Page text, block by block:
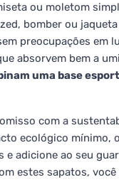
ou moletom
bomber ou
preocupações em
absorvem bem a
uma base
com a
ecológico mínimo,
adicione ao seu
estes sapatos,